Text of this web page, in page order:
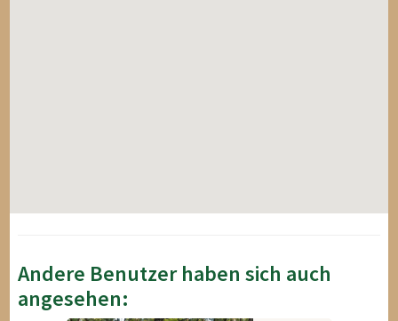
Andere Benutzer haben sich auch
angesehen: